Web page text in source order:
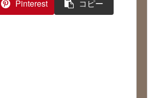
Pinterest コピー